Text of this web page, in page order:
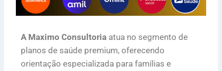
A Maximo Consultoria atua no segmento de
planos de saúde premium, oferecendo
orientação especializada para famílias e